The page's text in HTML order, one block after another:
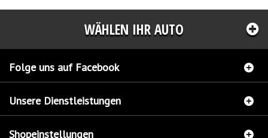
WÄHLEN IHR AUTO
Folge uns auf Facebook
Unsere Dienstleistungen
Shopeinstellungen